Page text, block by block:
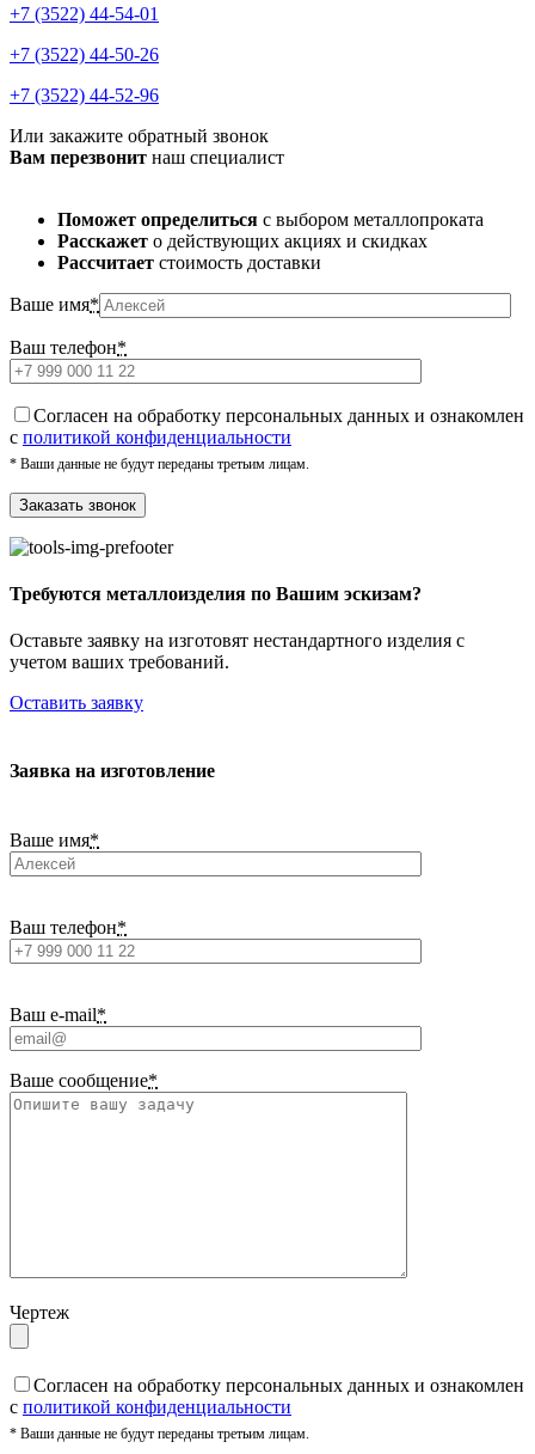
+7 (3522) 44-54-01
+7 (3522) 44-50-26
+7 (3522) 44-52-96
Или закажите обратный звонок
Вам перезвонит наш специалист
Поможет определиться с выбором металлопроката
Расскажет о действующих акциях и скидках
Рассчитает стоимость доставки
Ваше имя*
Ваш телефон*
Cогласен на обработку персональных данных и ознакомлен
с политикой конфиденциальности
* Ваши данные не будут переданы третьим лицам.
Требуются металлоизделия по Вашим эскизам?
Оставьте заявку на изготовят нестандартного изделия с
учетом ваших требований.
Оставить заявку
Заявка на изготовление
Ваше имя*
Ваш телефон*
Ваш e-mail*
Ваше сообщение*
Чертеж
Cогласен на обработку персональных данных и ознакомлен
с политикой конфиденциальности
* Ваши данные не будут переданы третьим лицам.